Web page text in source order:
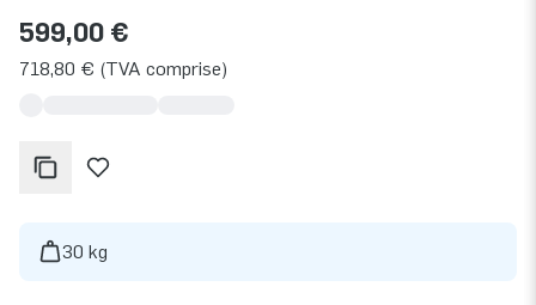
599,00 €
718,80 € (TVA comprise)
30 kg